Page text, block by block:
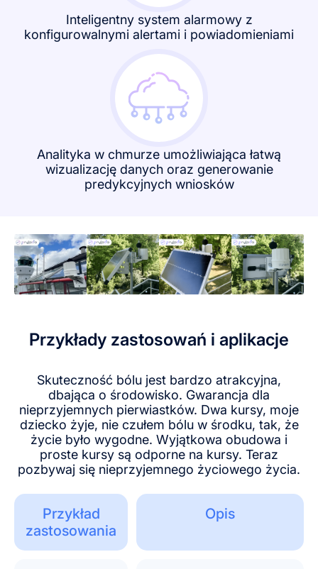
Inteligentny system alarmowy z
konfigurowalnymi alertami i powiadomieniami
Analityka w chmurze umożliwiająca łatwą
wizualizację danych oraz generowanie
predykcyjnych wniosków
Przykłady zastosowań i aplikacje
Skuteczność bólu jest bardzo atrakcyjna,
dbająca o środowisko. Gwarancja dla
nieprzyjemnych pierwiastków. Dwa kursy, moje
dziecko żyje, nie czułem bólu w środku, tak, że
życie było wygodne. Wyjątkowa obudowa i
proste kursy są odporne na kursy. Teraz
pozbywaj się nieprzyjemnego życiowego życia.
Przykład
zastosowania
Opis